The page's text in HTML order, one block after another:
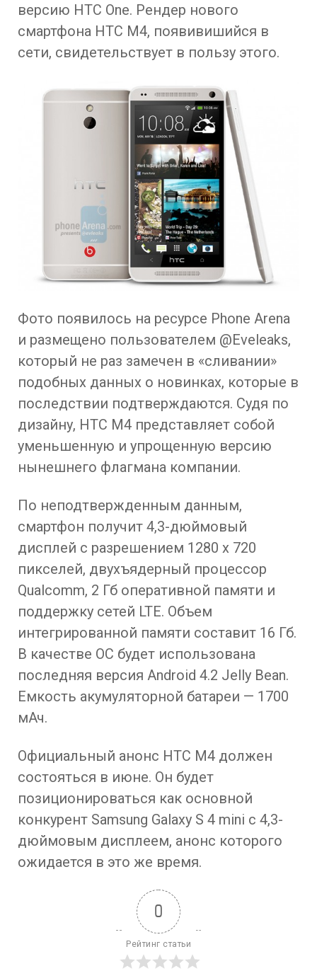
версию HTC One. Рендер нового
смартфона HTC M4, появивишийся в
сети, свидетельствует в пользу этого.
Фото появилось на ресурсе Phone Arena
и размещено пользователем @Eveleaks,
который не раз замечен в «сливании»
подобных данных о новинках, которые в
последствии подтверждаются. Судя по
дизайну, HTC M4 представляет собой
уменьшенную и упрощенную версию
нынешнего флагмана компании.
По неподтвержденным данным,
смартфон получит 4,3-дюймовый
дисплей с разрешением 1280 x 720
пикселей, двухъядерный процессор
Qualcomm, 2 Гб оперативной памяти и
поддержку сетей LTE. Объем
интегрированной памяти составит 16 Гб.
В качестве ОС будет использована
последняя версия Android 4.2 Jelly Bean.
Емкость акумуляторной батареи — 1700
мАч.
Официальный анонс HTC M4 должен
состояться в июне. Он будет
позиционироваться как основной
конкурент Samsung Galaxy S 4 mini с 4,3-
дюймовым дисплеем, анонс которого
ожидается в это же время.
0
Рейтинг статьи